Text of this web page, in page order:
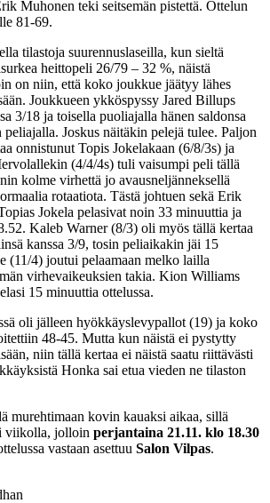
Muhonen teki seitsemän pistettä. Ottelun
81-69.
tilastoja suurennuslaseilla, kun sieltä
heittopeli 26/79 – 32 %, näistä
on niin, että koko joukkue jäätyy lähes
Joukkueen ykköspyssy Jared Billups
3/18 ja toisella puoliajalla hänen saldonsa
Joskus näitäkin pelejä tulee. Paljon
onnistunut Topis Jokelakaan (6/8/3s) ja
(4/4/4s) tuli vaisumpi peli tällä
kolme virhettä jo avausneljänneksellä
rotaatiota. Tästä johtuen sekä Erik
Jokela pelasivat noin 33 minuuttia ja
Kaleb Warner (8/3) oli myös tällä kertaa
kanssa 3/9, tosin peliaikakin jäi 15
(11/4) joutui pelaamaan melko lailla
virhevaikeuksien takia. Kion Williams
15 minuuttia ottelussa.
oli jälleen hyökkäyslevypallot (19) ja koko
48-45. Mutta kun näistä ei pystytty
niin tällä kertaa ei näistä saatu riittävästi
Honka sai etua vieden ne tilaston
murehtimaan kovin kauaksi aikaa, sillä
viikolla, jolloin perjantaina 21.11. klo 18.30
vastaan asettuu Salon Vilpas.